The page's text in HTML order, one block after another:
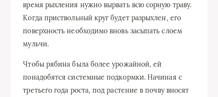
время рыхления нужно вырвать всю сорную траву.
Когда приствольный круг будет разрыхлен, его
поверхность необходимо вновь засыпать слоем
мульчи.
Чтобы рябина была более урожайной, ей
понадобятся системные подкормки. Начиная с
третьего года роста, под растение в почву вносят